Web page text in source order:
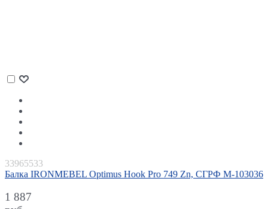
33965533
Балка IRONMEBEL Optimus Hook Pro 749 Zn, СГРФ M-103036
1 887